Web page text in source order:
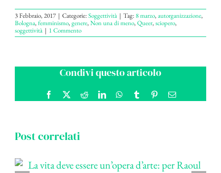
3 Febbraio, 2017 | Categorie:Soggettività | Tag:8 marzo,autorganizzazione,
Bologna,femminismo,genere,Non una di meno,Queer,sciopero,
soggettività | 1 Commento
Condivi questo articolo
Facebook RedditLinkedInWhatsApp
Tumblr PinterestEmail
Post correlati